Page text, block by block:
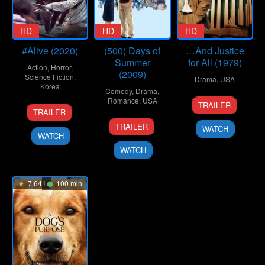
HD
#Alive (2020)
Action, Horror,
Science Fiction,
Korea
24
Jun
2020
Cho
Il
TRAILER
WATCH
HD
(500) Days of
Summer
(2009)
Comedy, Drama,
Romance, USA
17
Jul
2009
Marc
Webb
TRAILER
WATCH
HD
…And Justice
for All (1979)
Drama, USA
19
Oct
1979
Norman
Jewison
TRAILER
WATCH
7.644 100 min